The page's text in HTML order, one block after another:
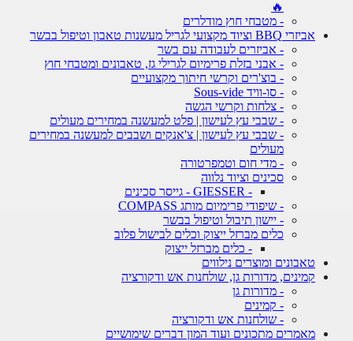
- מטבחי חוץ מודלרים
אביזרי BBQ וציוד מקצועי לגריל מעשנות טאבון וטיפול בבשר
- אביזרים לעבודה עם בשר
- אבני בזלת פרימיום לגרילי גז, טאבונים ומטבחי חוץ
- בוצ'רים וקרשי חיתוך מקצועיים
- סו-וויד Sous-vide
- צלחות וקרשי הגשה
- שבבי עץ לעישון | פלט למעשנה במחירים מעולים
- שבבי עץ לעישון | צ'אנקים ושבבים למעשנה במחירים
מעולים
- מדי חום וטמפרטורה
סכינים וציוד נלווה
- שיפודי פרימיום מותג COMPASS
- יישון תיבול וטיפול בבשר
כלים מברזל ייצוק וכלים לבישול פלוב
- כלים מברזל ייצוק
טאבונים ומוצרים נילווים
קמינים, מדורות גן, שולחנות אש ודקורציה
- מדורות גן
- קמינים
- שולחנות אש ודקורציה
מאמרים מתכונים ועוד המון דברים שימושיים